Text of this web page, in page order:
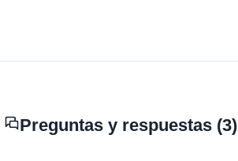
Preguntas y respuestas (3)